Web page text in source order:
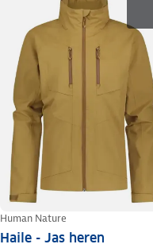
Human Nature
Haile - Jas heren